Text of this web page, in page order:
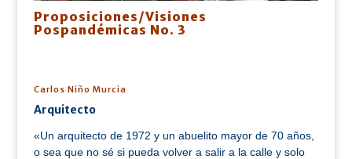
Proposiciones/Visiones
Pospandémicas No. 3
Carlos Niño Murcia
Arquitecto
«Un arquitecto de 1972 y un abuelito mayor de 70 años,
o sea que no sé si pueda volver a salir a la calle y solo